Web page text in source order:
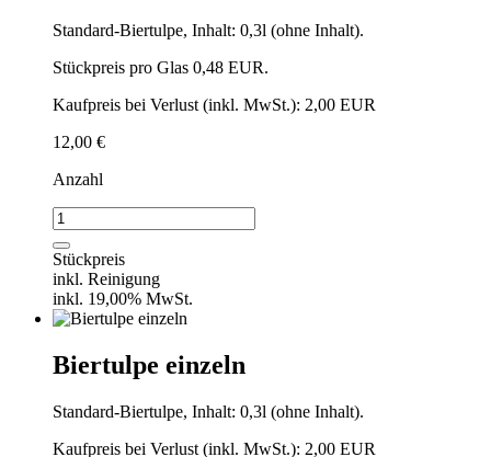
Standard-Biertulpe, Inhalt: 0,3l (ohne Inhalt).
Stückpreis pro Glas 0,48 EUR.
Kaufpreis bei Verlust (inkl. MwSt.): 2,00 EUR
12,00 €
Anzahl
Biertulpe
/
VPE
25
Stück
Menge
Stückpreis
inkl. Reinigung
inkl. 19,00% MwSt.
Biertulpe einzeln
Standard-Biertulpe, Inhalt: 0,3l (ohne Inhalt).
Kaufpreis bei Verlust (inkl. MwSt.): 2,00 EUR